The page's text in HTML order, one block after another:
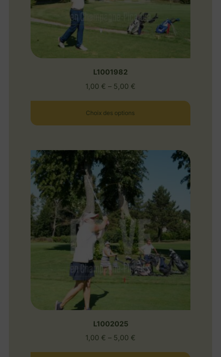
L1001982
1,00 € – 5,00 €
Choix des options
L1002025
1,00 € – 5,00 €